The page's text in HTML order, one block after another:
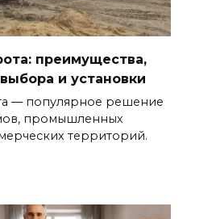
преимущества,
и установки
— популярное решение
промышленных
территорий.